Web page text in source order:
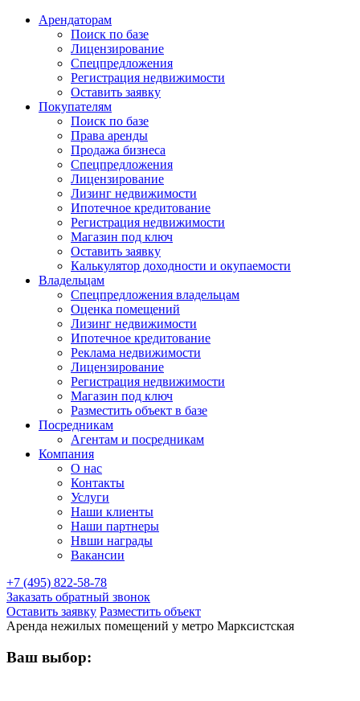
Арендаторам
Поиск по базе
Лицензирование
Спецпредложения
Регистрация недвижимости
Оставить заявку
Покупателям
Поиск по базе
Права аренды
Продажа бизнеса
Спецпредложения
Лицензирование
Лизинг недвижимости
Ипотечное кредитование
Регистрация недвижимости
Магазин под ключ
Оставить заявку
Калькулятор доходности и окупаемости
Владельцам
Спецпредложения владельцам
Оценка помещений
Лизинг недвижимости
Ипотечное кредитование
Реклама недвижимости
Лицензирование
Регистрация недвижимости
Магазин под ключ
Разместить объект в базе
Посредникам
Агентам и посредникам
Компания
О нас
Контакты
Услуги
Наши клиенты
Наши партнеры
Нвши награды
Вакансии
+7 (495) 822-58-78
Заказать обратный звонок
Оставить заявку Разместить объект
Аренда нежилых помещений у метро Марксистская
Ваш выбор: